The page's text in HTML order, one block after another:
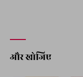
और खोजिए